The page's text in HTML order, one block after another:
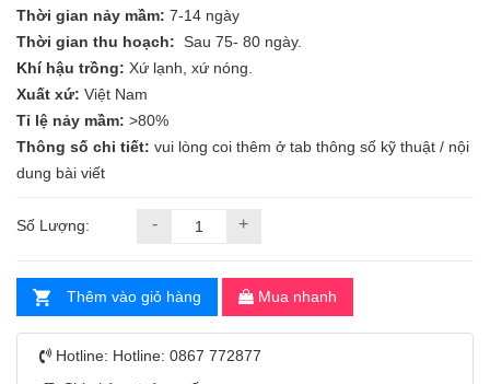
Thời gian nảy mầm: 7-14 ngày
Thời gian thu hoạch: Sau 75- 80 ngày.
Khí hậu trồng: Xứ lạnh, xứ nóng.
Xuất xứ: Việt Nam
Tỉ lệ nảy mầm: >80%
Thông số chi tiết: vui lòng coi thêm ở tab thông số kỹ thuật / nội
dung bài viết
Số Lượng: - +
Thêm vào giỏ hàng Mua nhanh
Hotline: Hotline: 0867 772877